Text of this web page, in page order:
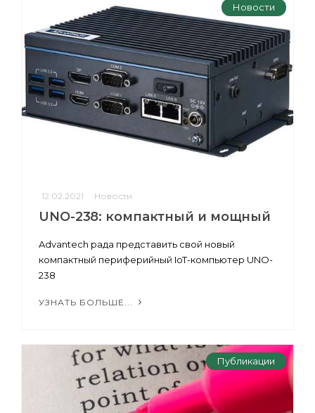
Новости
12.02.2021 Новости
UNO-238: компактный и мощный
Advantech рада представить свой новый
компактный периферийный IoT-компьютер UNO-
238
УЗНАТЬ БОЛЬШЕ...
Публикации